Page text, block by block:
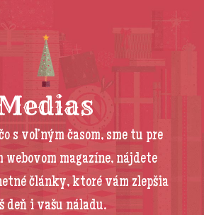
s voľným časom, sme tu pre
webovom magazíne, nájdete
články, ktoré vám zlepšia
deň i vašu náladu.